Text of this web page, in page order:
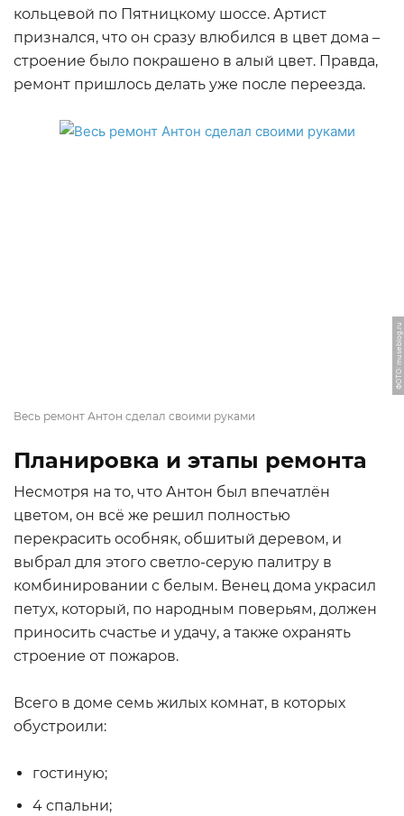
кольцевой по Пятницкому шоссе. Артист
признался, что он сразу влюбился в цвет дома –
строение было покрашено в алый цвет. Правда,
ремонт пришлось делать уже после переезда.
ФОТО: museblog.ru
Весь ремонт Антон сделал своими руками
Планировка и этапы ремонта
Несмотря на то, что Антон был впечатлён
цветом, он всё же решил полностью
перекрасить особняк, обшитый деревом, и
выбрал для этого светло-серую палитру в
комбинировании с белым. Венец дома украсил
петух, который, по народным поверьям, должен
приносить счастье и удачу, а также охранять
строение от пожаров.
Всего в доме семь жилых комнат, в которых
обустроили:
гостиную;
4 спальни;